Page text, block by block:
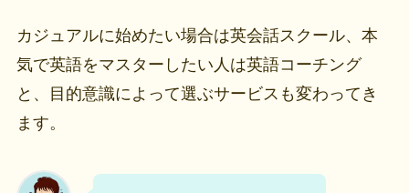
カジュアルに始めたい場合は英会話スクール、本
気で英語をマスターしたい人は英語コーチング
と、目的意識によって選ぶサービスも変わってき
ます。